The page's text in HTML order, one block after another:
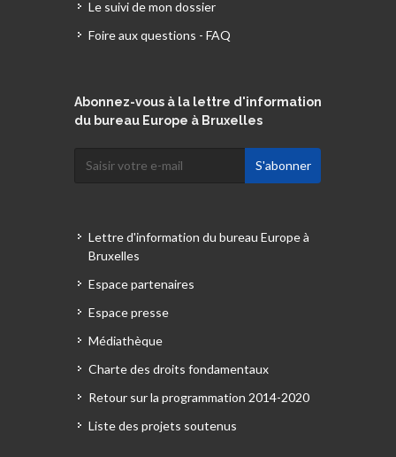
Le suivi de mon dossier
Foire aux questions - FAQ
Abonnez-vous à la lettre d'information
du bureau Europe à Bruxelles
Lettre d'information du bureau Europe à
Bruxelles
Espace partenaires
Espace presse
Médiathèque
Charte des droits fondamentaux
Retour sur la programmation 2014-2020
Liste des projets soutenus